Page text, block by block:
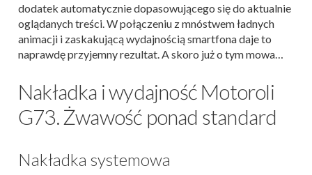
dodatek automatycznie dopasowującego się do aktualnie
oglądanych treści. W połączeniu z mnóstwem ładnych
animacji i zaskakującą wydajnością smartfona daje to
naprawdę przyjemny rezultat. A skoro już o tym mowa…
Nakładka i wydajność Motoroli
G73. Żwawość ponad standard
Nakładka systemowa